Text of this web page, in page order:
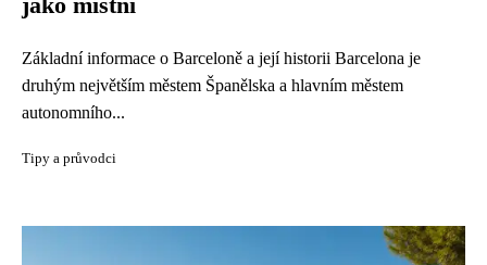
jako místní
Základní informace o Barceloně a její historii Barcelona je
druhým největším městem Španělska a hlavním městem
autonomního...
Tipy a průvodci